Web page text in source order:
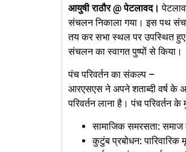
आयुषी राठौर @ पेटलावद।
संचलन निकाला गया। इस पथ
तय कर सभा स्थल पर उपस्थित
संचलन का स्वागत पुष्पों से किया।
पंच परिवर्तन का संकल्प –
आरएसएस ने अपने शताब्दी वर्ष के
परिवर्तन लाना है। पंच परिवर्तन
सामाजिक समरसता: समाज
कुटुंब प्रबोधन: